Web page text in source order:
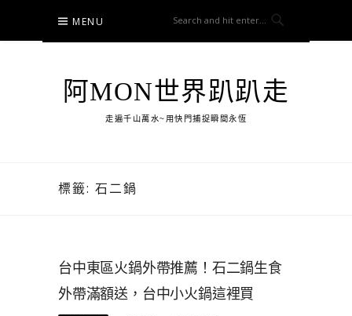
content
MENU
阿MON世界趴趴走
走遍千山萬水~用快門捕捉瞬間永恆
標籤: 石二鍋
台中東區火鍋外帶推薦！石二鍋生食
外帶滿額送，台中小火鍋這裡買